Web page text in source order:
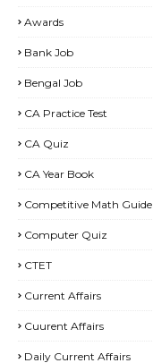
Awards
Bank Job
Bengal Job
CA Practice Test
CA Quiz
CA Year Book
Competitive Math Guide
Computer Quiz
CTET
Current Affairs
Cuurent Affairs
Daily Current Affairs